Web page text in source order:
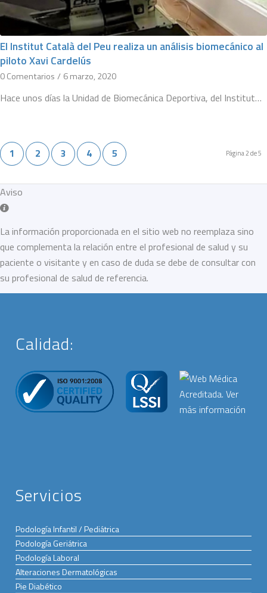
El Institut Català del Peu realiza un análisis biomecánico al
piloto Xavi Cardelús
0 Comentarios / 6 marzo, 2020
Hace unos días la Unidad de Biomecánica Deportiva, del Institut…
Página 2 de 5
1 2 3 4 5
Aviso
La información proporcionada en el sitio web no reemplaza sino
que complementa la relación entre el profesional de salud y su
paciente o visitante y en caso de duda se debe de consultar con
su profesional de salud de referencia.
Calidad:
Servicios
Podología Infantil / Pediátrica
Podología Geriátrica
Podología Laboral
Alteraciones Dermatológicas
Pie Diabético